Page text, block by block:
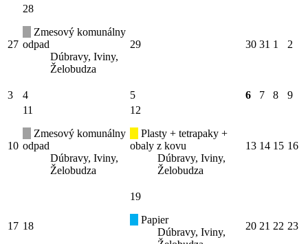
27
28
Zmesový komunálny
odpad
Dúbravy, Iviny,
Želobudza
29 30 31 1 2
3 4 5 6 7 8 9
10
11
Zmesový komunálny
odpad
Dúbravy, Iviny,
Želobudza
12
Plasty + tetrapaky +
obaly z kovu
Dúbravy, Iviny,
Želobudza
13 14 15 16
17 18
19
Papier
Dúbravy, Iviny,
20 21 22 23